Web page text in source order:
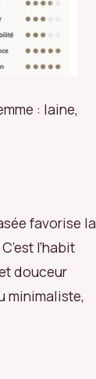
: laine,
favorise la
l’habit
douceur
minimaliste,